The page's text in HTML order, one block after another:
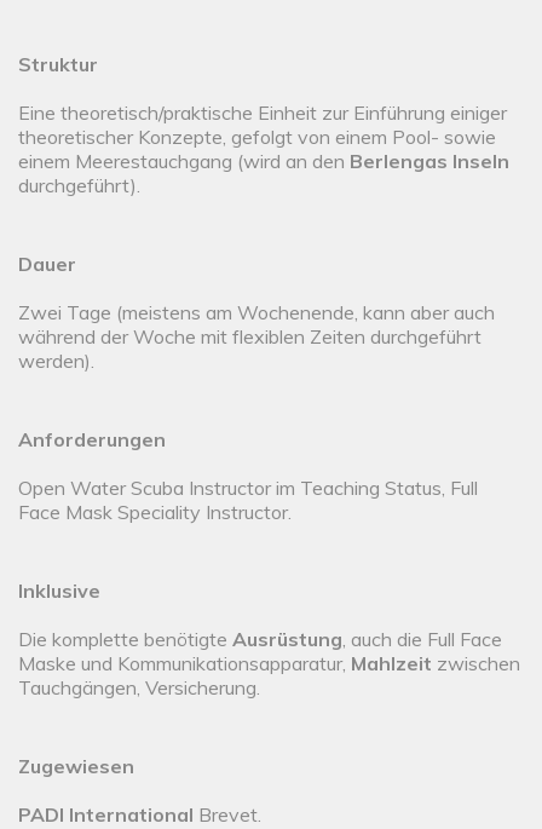
Struktur
Eine theoretisch/praktische Einheit zur Einführung einiger
theoretischer Konzepte, gefolgt von einem Pool- sowie
einem Meerestauchgang (wird an den Berlengas Inseln
durchgeführt).
Dauer
Zwei Tage (meistens am Wochenende, kann aber auch
während der Woche mit flexiblen Zeiten durchgeführt
werden).
Anforderungen
Open Water Scuba Instructor im Teaching Status, Full
Face Mask Speciality Instructor.
Inklusive
Die komplette benötigte Ausrüstung, auch die Full Face
Maske und Kommunikationsapparatur, Mahlzeit zwischen
Tauchgängen, Versicherung.
Zugewiesen
PADI International Brevet.